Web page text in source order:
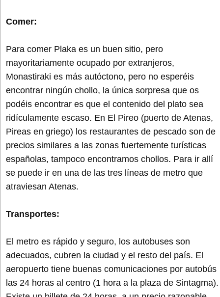
Comer:
Para comer Plaka es un buen sitio, pero
mayoritariamente ocupado por extranjeros,
Monastiraki es más autóctono, pero no esperéis
encontrar ningún chollo, la única sorpresa que os
podéis encontrar es que el contenido del plato sea
ridículamente escaso. En El Pireo (puerto de Atenas,
Pireas en griego) los restaurantes de pescado son de
precios similares a las zonas fuertemente turísticas
españolas, tampoco encontramos chollos. Para ir allí
se puede ir en una de las tres líneas de metro que
atraviesan Atenas.
Transportes:
El metro es rápido y seguro, los autobuses son
adecuados, cubren la ciudad y el resto del país. El
aeropuerto tiene buenas comunicaciones por autobús
las 24 horas al centro (1 hora a la plaza de Sintagma).